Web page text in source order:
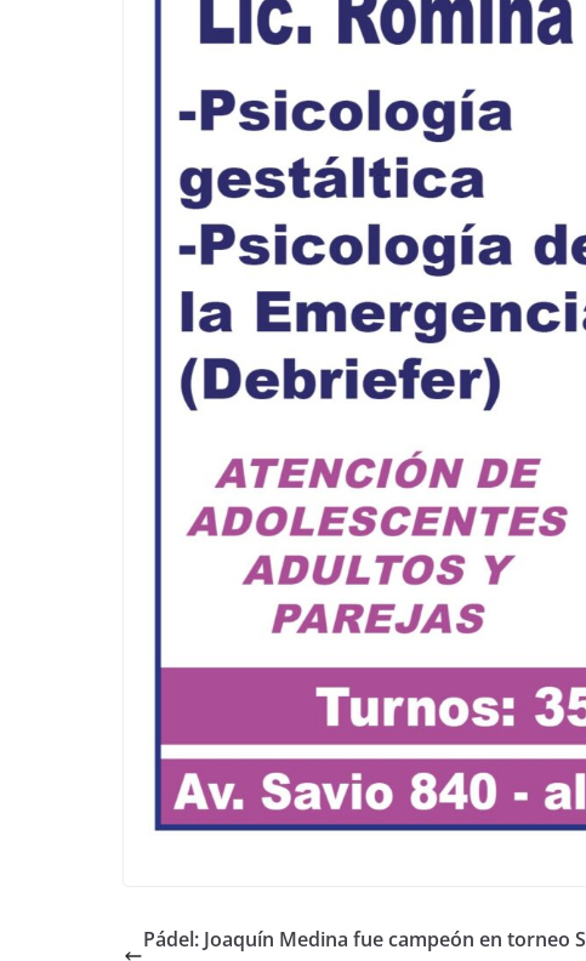
Pádel: Joaquín Medina fue campeón en torneo S